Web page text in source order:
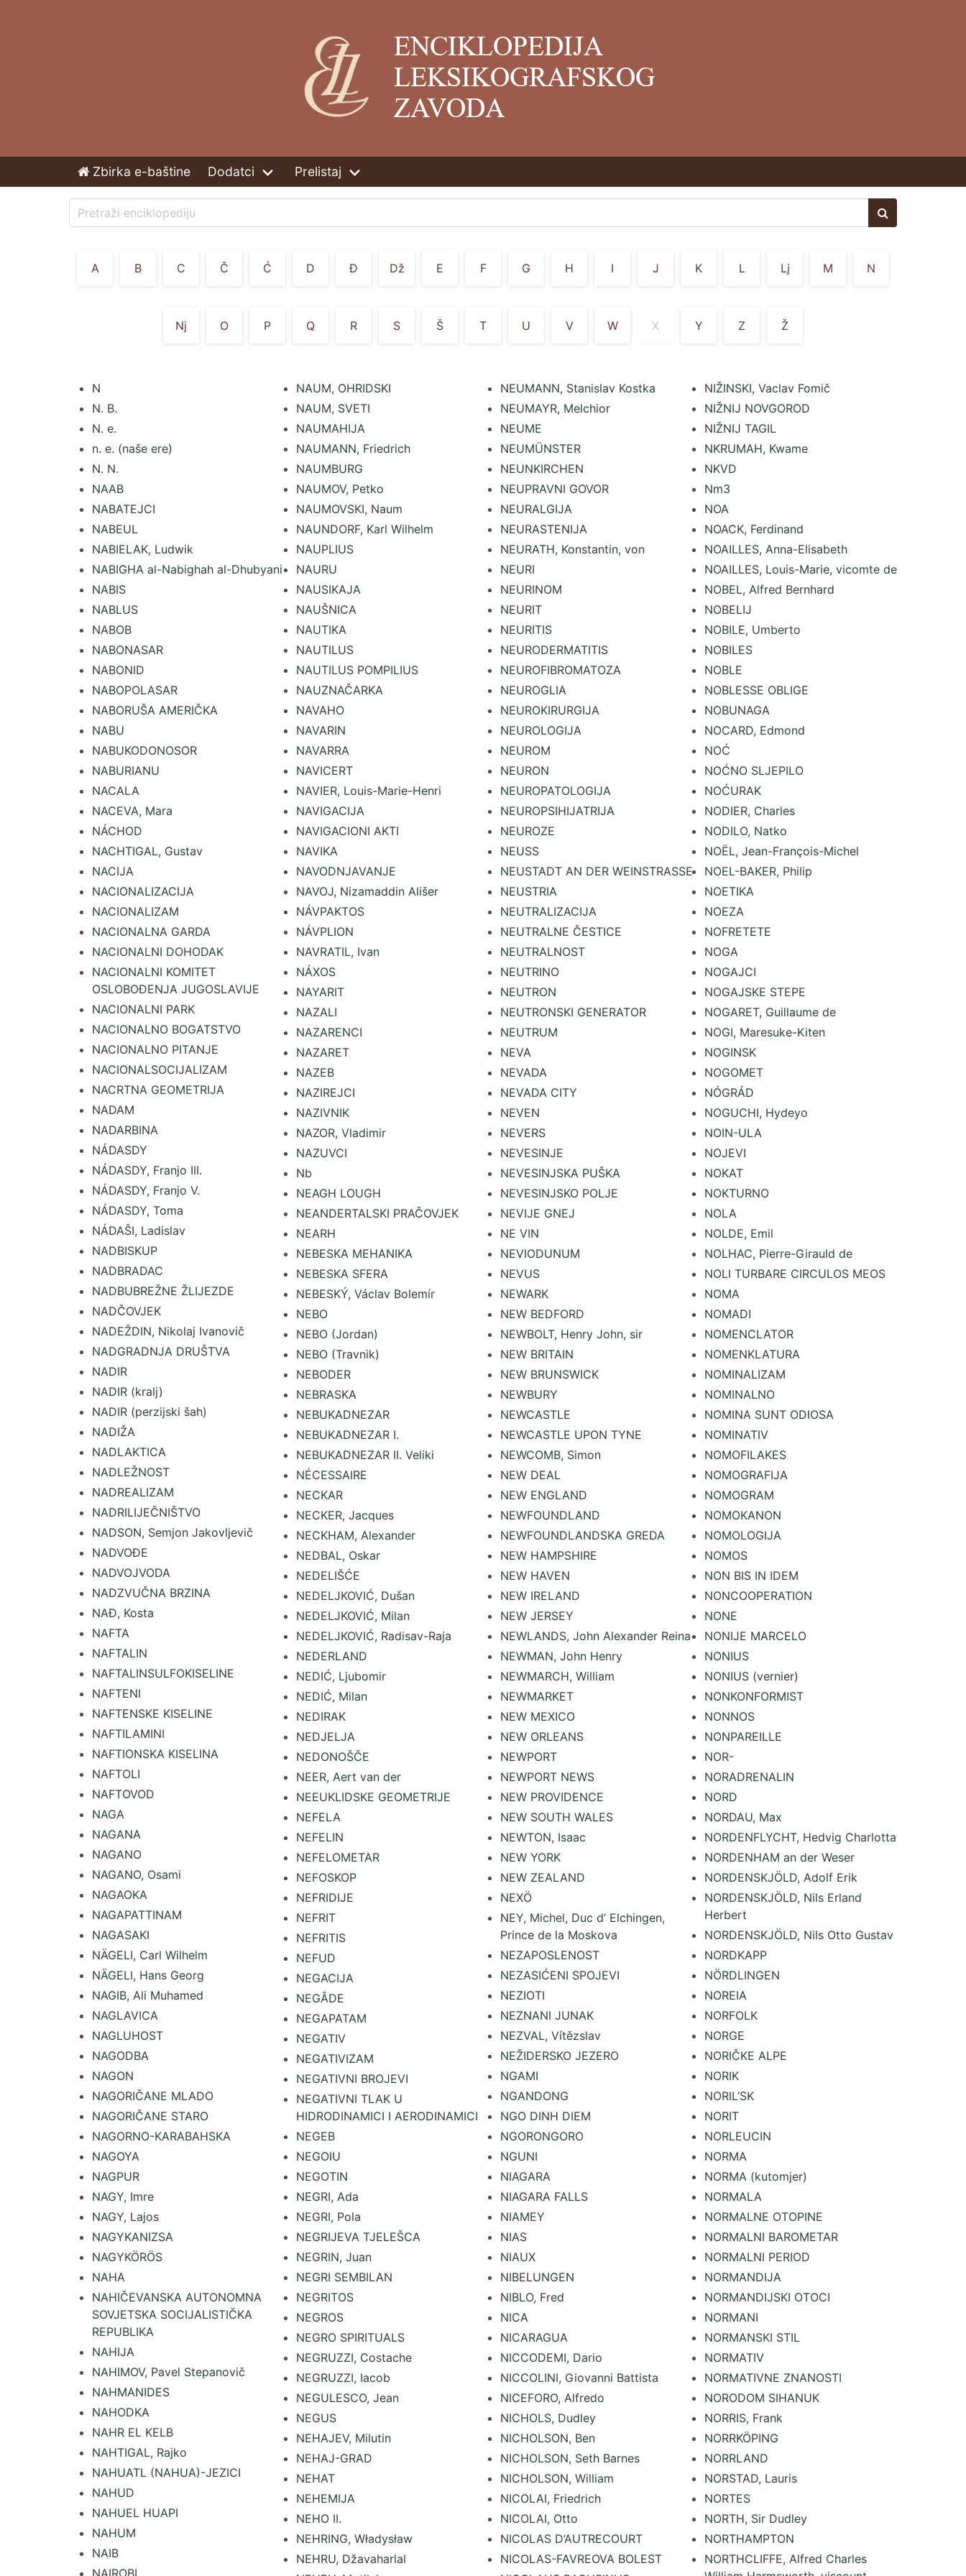
Zbirka e-baštine Dodatci Prelistaj
A B C Č Ć D Đ Dž E F G H I J K L Lj M N
Nj O P Q R S Š T U V W X Y Z Ž
N
N. B.
N. e.
n. e. (naše ere)
N. N.
NAAB
NABATEJCI
NABEUL
NABIELAK, Ludwik
NABIGHA al-Nabighah al-Dhubyani
NABIS
NABLUS
NABOB
NABONASAR
NABONID
NABOPOLASAR
NABORUŠA AMERIČKA
NABU
NABUKODONOSOR
NABURIANU
NACALA
NACEVA, Mara
NÁCHOD
NACHTIGAL, Gustav
NACIJA
NACIONALIZACIJA
NACIONALIZAM
NACIONALNA GARDA
NACIONALNI DOHODAK
NACIONALNI KOMITET
OSLOBOĐENJA JUGOSLAVIJE
NACIONALNI PARK
NACIONALNO BOGATSTVO
NACIONALNO PITANJE
NACIONALSOCIJALIZAM
NACRTNA GEOMETRIJA
NADAM
NADARBINA
NÁDASDY
NÁDASDY, Franjo III.
NÁDASDY, Franjo V.
NÁDASDY, Toma
NÁDAŠI, Ladislav
NADBISKUP
NADBRADAC
NADBUBREŽNE ŽLIJEZDE
NADČOVJEK
NADEŽDIN, Nikolaj Ivanovič
NADGRADNJA DRUŠTVA
NADIR
NADIR (kralj)
NADIR (perzijski šah)
NADIŽA
NADLAKTICA
NADLEŽNOST
NADREALIZAM
NADRILIJEČNIŠTVO
NADSON, Semjon Jakovljevič
NADVOĐE
NADVOJVODA
NADZVUČNA BRZINA
NAĐ, Kosta
NAFTA
NAFTALIN
NAFTALINSULFOKISELINE
NAFTENI
NAFTENSKE KISELINE
NAFTILAMINI
NAFTIONSKA KISELINA
NAFTOLI
NAFTOVOD
NAGA
NAGANA
NAGANO
NAGANO, Osami
NAGAOKA
NAGAPATTINAM
NAGASAKI
NÄGELI, Carl Wilhelm
NÄGELI, Hans Georg
NAGIB, Ali Muhamed
NAGLAVICA
NAGLUHOST
NAGODBA
NAGON
NAGORIČANE MLADO
NAGORIČANE STARO
NAGORNO-KARABAHSKA
NAGOYA
NAGPUR
NAGY, Imre
NAGY, Lajos
NAGYKANIZSA
NAGYKÖRÖS
NAHA
NAHIČEVANSKA AUTONOMNA
SOVJETSKA SOCIJALISTIČKA
REPUBLIKA
NAHIJA
NAHIMOV, Pavel Stepanovič
NAHMANIDES
NAHODKA
NAHR EL KELB
NAHTIGAL, Rajko
NAHUATL (NAHUA)-JEZICI
NAHUD
NAHUEL HUAPI
NAHUM
NAIB
NAIROBI
NAUM, OHRIDSKI
NAUM, SVETI
NAUMAHIJA
NAUMANN, Friedrich
NAUMBURG
NAUMOV, Petko
NAUMOVSKI, Naum
NAUNDORF, Karl Wilhelm
NAUPLIUS
NAURU
NAUSIKAJA
NAUŠNICA
NAUTIKA
NAUTILUS
NAUTILUS POMPILIUS
NAUZNAČARKA
NAVAHO
NAVARIN
NAVARRA
NAVICERT
NAVIER, Louis-Marie-Henri
NAVIGACIJA
NAVIGACIONI AKTI
NAVIKA
NAVODNJAVANJE
NAVOJ, Nizamaddin Ališer
NÁVPAKTOS
NÁVPLION
NAVRATIL, Ivan
NÁXOS
NAYARIT
NAZALI
NAZARENCI
NAZARET
NAZEB
NAZIREJCI
NAZIVNIK
NAZOR, Vladimir
NAZUVCI
Nb
NEAGH LOUGH
NEANDERTALSKI PRAČOVJEK
NEARH
NEBESKA MEHANIKA
NEBESKA SFERA
NEBESKÝ, Václav Bolemír
NEBO
NEBO (Jordan)
NEBO (Travnik)
NEBODER
NEBRASKA
NEBUKADNEZAR
NEBUKADNEZAR I.
NEBUKADNEZAR II. Veliki
NÉCESSAIRE
NECKAR
NECKER, Jacques
NECKHAM, Alexander
NEDBAL, Oskar
NEDELIŠĆE
NEDELJKOVIĆ, Dušan
NEDELJKOVIĆ, Milan
NEDELJKOVIĆ, Radisav-Raja
NEDERLAND
NEDIĆ, Ljubomir
NEDIĆ, Milan
NEDIRAK
NEDJELJA
NEDONOŠČE
NEER, Aert van der
NEEUKLIDSKE GEOMETRIJE
NEFELA
NEFELIN
NEFELOMETAR
NEFOSKOP
NEFRIDIJE
NEFRIT
NEFRITIS
NEFUD
NEGACIJA
NEGÂDE
NEGAPATAM
NEGATIV
NEGATIVIZAM
NEGATIVNI BROJEVI
NEGATIVNI TLAK U
HIDRODINAMICI I AERODINAMICI
NEGEB
NEGOIU
NEGOTIN
NEGRI, Ada
NEGRI, Pola
NEGRIJEVA TJELEŠCA
NEGRIN, Juan
NEGRI SEMBILAN
NEGRITOS
NEGROS
NEGRO SPIRITUALS
NEGRUZZI, Costache
NEGRUZZI, Iacob
NEGULESCO, Jean
NEGUS
NEHAJEV, Milutin
NEHAJ-GRAD
NEHAT
NEHEMIJA
NEHO II.
NEHRING, Władysław
NEHRU, Džavaharlal
NEUMANN, Stanislav Kostka
NEUMAYR, Melchior
NEUME
NEUMÜNSTER
NEUNKIRCHEN
NEUPRAVNI GOVOR
NEURALGIJA
NEURASTENIJA
NEURATH, Konstantin, von
NEURI
NEURINOM
NEURIT
NEURITIS
NEURODERMATITIS
NEUROFIBROMATOZA
NEUROGLIA
NEUROKIRURGIJA
NEUROLOGIJA
NEUROM
NEURON
NEUROPATOLOGIJA
NEUROPSIHIJATRIJA
NEUROZE
NEUSS
NEUSTADT AN DER WEINSTRASSE
NEUSTRIA
NEUTRALIZACIJA
NEUTRALNE ČESTICE
NEUTRALNOST
NEUTRINO
NEUTRON
NEUTRONSKI GENERATOR
NEUTRUM
NEVA
NEVADA
NEVADA CITY
NEVEN
NEVERS
NEVESINJE
NEVESINJSKA PUŠKA
NEVESINJSKO POLJE
NEVIJE GNEJ
NE VIN
NEVIODUNUM
NEVUS
NEWARK
NEW BEDFORD
NEWBOLT, Henry John, sir
NEW BRITAIN
NEW BRUNSWICK
NEWBURY
NEWCASTLE
NEWCASTLE UPON TYNE
NEWCOMB, Simon
NEW DEAL
NEW ENGLAND
NEWFOUNDLAND
NEWFOUNDLANDSKA GREDA
NEW HAMPSHIRE
NEW HAVEN
NEW IRELAND
NEW JERSEY
NEWLANDS, John Alexander Reina
NEWMAN, John Henry
NEWMARCH, William
NEWMARKET
NEW MEXICO
NEW ORLEANS
NEWPORT
NEWPORT NEWS
NEW PROVIDENCE
NEW SOUTH WALES
NEWTON, Isaac
NEW YORK
NEW ZEALAND
NEXÖ
NEY, Michel, Duc d’ Elchingen,
Prince de la Moskova
NEZAPOSLENOST
NEZASIĆENI SPOJEVI
NEZIOTI
NEZNANI JUNAK
NEZVAL, Vítězslav
NEŽIDERSKO JEZERO
NGAMI
NGANDONG
NGO DINH DIEM
NGORONGORO
NGUNI
NIAGARA
NIAGARA FALLS
NIAMEY
NIAS
NIAUX
NIBELUNGEN
NIBLO, Fred
NICA
NICARAGUA
NICCODEMI, Dario
NICCOLINI, Giovanni Battista
NICEFORO, Alfredo
NICHOLS, Dudley
NICHOLSON, Ben
NICHOLSON, Seth Barnes
NICHOLSON, William
NICOLAI, Friedrich
NICOLAI, Otto
NICOLAS D’AUTRECOURT
NICOLAS-FAVREOVA BOLEST
NIŽINSKI, Vaclav Fomič
NIŽNIJ NOVGOROD
NIŽNIJ TAGIL
NKRUMAH, Kwame
NKVD
Nm3
NOA
NOACK, Ferdinand
NOAILLES, Anna-Elisabeth
NOAILLES, Louis-Marie, vicomte de
NOBEL, Alfred Bernhard
NOBELIJ
NOBILE, Umberto
NOBILES
NOBLE
NOBLESSE OBLIGE
NOBUNAGA
NOCARD, Edmond
NOĆ
NOĆNO SLJEPILO
NOĆURAK
NODIER, Charles
NODILO, Natko
NOËL, Jean-François-Michel
NOEL-BAKER, Philip
NOETIKA
NOEZA
NOFRETETE
NOGA
NOGAJCI
NOGAJSKE STEPE
NOGARET, Guillaume de
NOGI, Maresuke-Kiten
NOGINSK
NOGOMET
NÓGRÁD
NOGUCHI, Hydeyo
NOIN-ULA
NOJEVI
NOKAT
NOKTURNO
NOLA
NOLDE, Emil
NOLHAC, Pierre-Girauld de
NOLI TURBARE CIRCULOS MEOS
NOMA
NOMADI
NOMENCLATOR
NOMENKLATURA
NOMINALIZAM
NOMINALNO
NOMINA SUNT ODIOSA
NOMINATIV
NOMOFILAKES
NOMOGRAFIJA
NOMOGRAM
NOMOKANON
NOMOLOGIJA
NOMOS
NON BIS IN IDEM
NONCOOPERATION
NONE
NONIJE MARCELO
NONIUS
NONIUS (vernier)
NONKONFORMIST
NONNOS
NONPAREILLE
NOR-
NORADRENALIN
NORD
NORDAU, Max
NORDENFLYCHT, Hedvig Charlotta
NORDENHAM an der Weser
NORDENSKJÖLD, Adolf Erik
NORDENSKJÖLD, Nils Erland
Herbert
NORDENSKJÖLD, Nils Otto Gustav
NORDKAPP
NÖRDLINGEN
NOREIA
NORFOLK
NORGE
NORIČKE ALPE
NORIK
NORIL’SK
NORIT
NORLEUCIN
NORMA
NORMA (kutomjer)
NORMALA
NORMALNE OTOPINE
NORMALNI BAROMETAR
NORMALNI PERIOD
NORMANDIJA
NORMANDIJSKI OTOCI
NORMANI
NORMANSKI STIL
NORMATIV
NORMATIVNE ZNANOSTI
NORODOM SIHANUK
NORRIS, Frank
NORRKÖPING
NORRLAND
NORSTAD, Lauris
NORTES
NORTH, Sir Dudley
NORTHAMPTON
NORTHCLIFFE, Alfred Charles